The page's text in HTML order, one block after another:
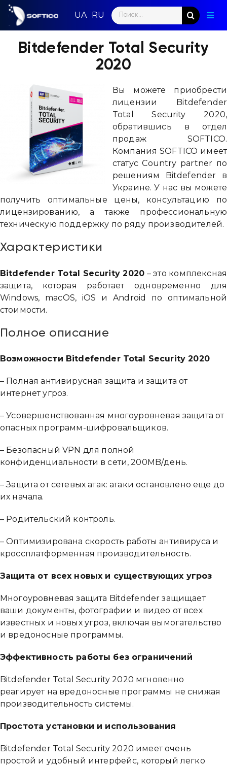
Skip
content
Search
for:
Bitdefender Total Security
2020
Вы можете приобрести
лицензии Bitdefender
Total Security 2020,
обратившись в отдел
продаж SOFTICO.
Компания SOFTICO имеет
статус Country partner по
решениям Bitdefender в
Украине. У нас вы можете
получить оптимальные цены, консультацию по
лицензированию, а также профессиональную
техническую поддержку по ряду производителей.
Характеристики
Bitdefender Total Security 2020 – это комплексная
защита, которая работает одновременно для
Windows, macOS, iOS и Android по оптимальной
стоимости.
Полное описание
Возможности Bitdefender Total Security 2020
– Полная антивирусная защита и защита от
интернет угроз.
– Усовершенствованная многоуровневая защита от
опасных программ-шифровальщиков.
– Безопасный VPN для полной
конфиденциальности в сети, 200MB/день.
– Защита от сетевых атак: атаки остановлено еще до
их начала.
– Родительский контроль.
– Оптимизирована скорость работы антивируса и
кроссплатформенная производительность.
Защита от всех новых и существующих угроз
Многоуровневая защита Bitdefender защищает
ваши документы, фотографии и видео от всех
известных и новых угроз, включая вымогательство
и вредоносные программы.
Эффективность работы без ограничений
Bitdefender Total Security 2020 мгновенно
реагирует на вредоносные программы не снижая
производительность системы.
Простота установки и использования
Bitdefender Total Security 2020 имеет очень
простой и удобный интерфейс, который легко
Привіт 👋, чим тобі допомогти?